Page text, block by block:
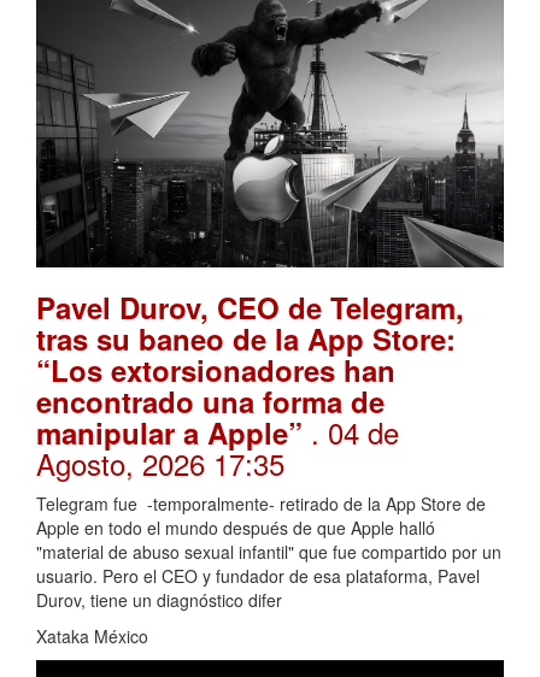
Pavel Durov, CEO de Telegram,
tras su baneo de la App Store:
“Los extorsionadores han
encontrado una forma de
manipular a Apple” . 04 de
Agosto, 2026 17:35
Telegram fue -temporalmente- retirado de la App Store de
Apple en todo el mundo después de que Apple halló
"material de abuso sexual infantil" que fue compartido por un
usuario. Pero el CEO y fundador de esa plataforma, Pavel
Durov, tiene un diagnóstico difer
Xataka México